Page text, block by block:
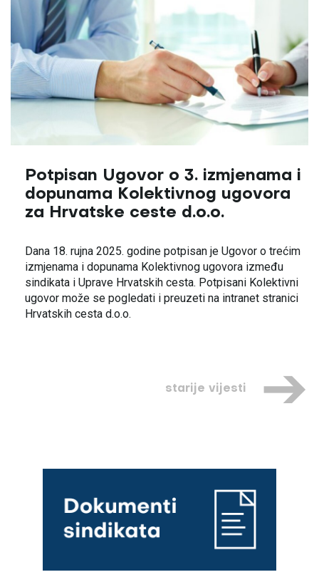
Potpisan Ugovor o 3. izmjenama i
dopunama Kolektivnog ugovora
za Hrvatske ceste d.o.o.
Dana 18. rujna 2025. godine potpisan je Ugovor o trećim
izmjenama i dopunama Kolektivnog ugovora između
sindikata i Uprave Hrvatskih cesta. Potpisani Kolektivni
ugovor može se pogledati i preuzeti na intranet stranici
Hrvatskih cesta d.o.o.
starije vijesti